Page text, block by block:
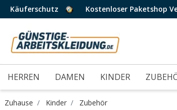
Käuferschutz Kostenloser Paketshop
HERREN DAMEN KINDER
Zuhause Kinder Zubehör